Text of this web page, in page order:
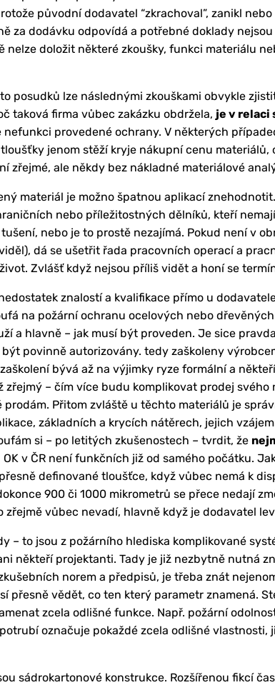
původní dodavatel “zkrachoval”, zanikl
za dodávku odpovídá a potřebné doklady
nelze doložit některé zkoušky, funkci materiálu
posudků lze následnými zkouškami obvykle
taková firma vůbec zakázku obdržela, je v relaci
provedené ochrany. V některých
jenom stěží kryje nákupní cenu materiálů,
zřejmé, ale někdy bez nákladné materiálové
materiál je možno špatnou aplikací
nebo příležitostných dělníků, kteří
nebo je to prostě nezajímá. Pokud není v
dá se ušetřit řada pracovních operací a
Zvlášť když nejsou příliš vidět a honí se
znalostí a kvalifikace přímo u
na požární ochranu ocelových nebo
a hlavně – jak musí být proveden. Je sice
povinně autorizovány. tedy zaškoleny
bývá až na výjimky ryze formální a
zřejmý – čím více budu komplikovat prodej
prodám. Přitom zvláště u těchto materiálů je
základních a krycích nátěrech, jejich
si – po letitých zkušenostech – tvrdit, že
v ČR není funkčních již od samého počátku.
definované tloušťce, když vůbec nemá k
900 či 1000 mikrometrů se přece nedají
vůbec nevadí, hlavně když je dodavatel
– to jsou z požárního hlediska komplikované
někteří projektanti. Tady je již nezbytně nutná
norem a předpisů, je třeba znát
přesně vědět, co ten který parametr znamená.
zcela odlišné funkce. Např. požární
označuje pokaždé zcela odlišné vlastnosti,
sádrokartonové konstrukce. Rozšířenou fikcí